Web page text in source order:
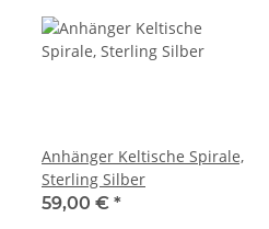
Anhänger Keltische Spirale,
Sterling Silber
59,00 € *